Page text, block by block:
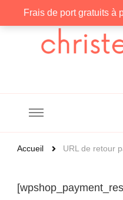
Frais de port gratuits à
Accueil URL de retour